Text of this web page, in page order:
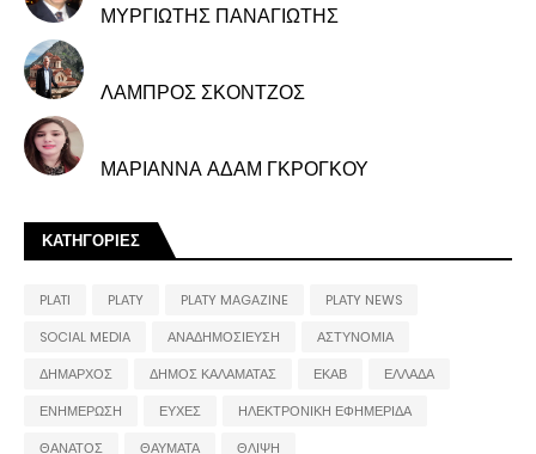
ΜΥΡΓΙΩΤΗΣ ΠΑΝΑΓΙΩΤΗΣ
ΛΑΜΠΡΟΣ ΣΚΟΝΤΖΟΣ
ΜΑΡΙΑΝΝΑ ΑΔΑΜ ΓΚΡΟΓΚΟΥ
ΚΑΤΗΓΟΡΙΕΣ
PLATI PLATY PLATY MAGAZINE
PLATY NEWS
SOCIAL MEDIA
ΑΝΑΔΗΜΟΣΙΕΥΣΗ
ΑΣΤΥΝΟΜΙΑ
ΔΗΜΑΡΧΟΣ
ΔΗΜΟΣ ΚΑΛΑΜΑΤΑΣ ΕΚΑΒ
ΕΛΛΑΔΑ
ΕΝΗΜΕΡΩΣΗ
ΕΥΧΕΣ
ΗΛΕΚΤΡΟΝΙΚΗ ΕΦΗΜΕΡΙΔΑ
ΘΑΝΑΤΟΣ
ΘΑΥΜΑΤΑ
ΘΛΙΨΗ